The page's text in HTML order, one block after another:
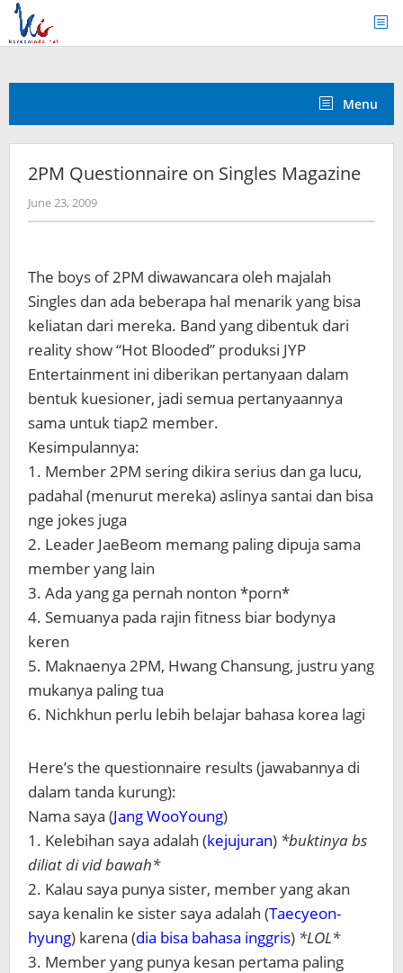
Skip
content
Menu
2PM Questionnaire on Singles Magazine
June 23, 2009by
Koreanindo
The boys of 2PM diwawancara oleh majalah
Singles dan ada beberapa hal menarik yang bisa
keliatan dari mereka. Band yang dibentuk dari
reality show “Hot Blooded” produksi JYP
Entertainment ini diberikan pertanyaan dalam
bentuk kuesioner, jadi semua pertanyaannya
sama untuk tiap2 member.
Kesimpulannya:
1. Member 2PM sering dikira serius dan ga lucu,
padahal (menurut mereka) aslinya santai dan bisa
nge jokes juga
2. Leader JaeBeom memang paling dipuja sama
member yang lain
3. Ada yang ga pernah nonton *porn*
4. Semuanya pada rajin fitness biar bodynya
keren
5. Maknaenya 2PM, Hwang Chansung, justru yang
mukanya paling tua
6. Nichkhun perlu lebih belajar bahasa korea lagi
Here’s the questionnaire results (jawabannya di
dalam tanda kurung):
Nama saya (Jang WooYoung)
1. Kelebihan saya adalah (kejujuran) *buktinya bs
diliat di vid bawah*
2. Kalau saya punya sister, member yang akan
saya kenalin ke sister saya adalah (Taecyeon-
hyung) karena (dia bisa bahasa inggris) *LOL*
3. Member yang punya kesan pertama paling